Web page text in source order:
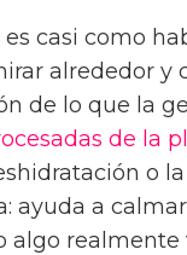
casi como
alrededor
de lo que la
de la
o
a
algo